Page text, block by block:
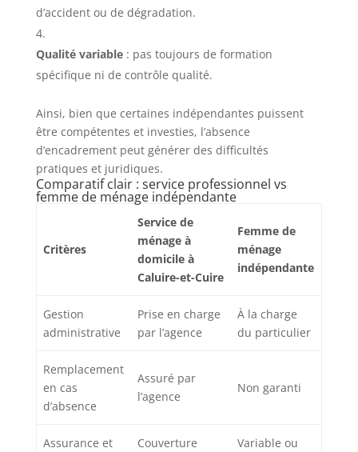
d’accident ou de dégradation.
Qualité variable: pas toujours de formation
spécifique ni de contrôle qualité.
Ainsi, bien que certaines indépendantes puissent
être compétentes et investies, l’absence
d’encadrement peut générer des difficultés
pratiques et juridiques.
Comparatif clair : service professionnel vs
femme de ménage indépendante
Critères
Service de
ménage à
domicile à
Caluire-et-Cuire
Femme de
ménage
indépendante
Gestion
administrative
Prise en charge
par l’agence
À la charge
du particulier
Remplacement
en cas
d’absence
Assuré par
l’agence
Non garanti
Assurance et
Couverture
Variable ou